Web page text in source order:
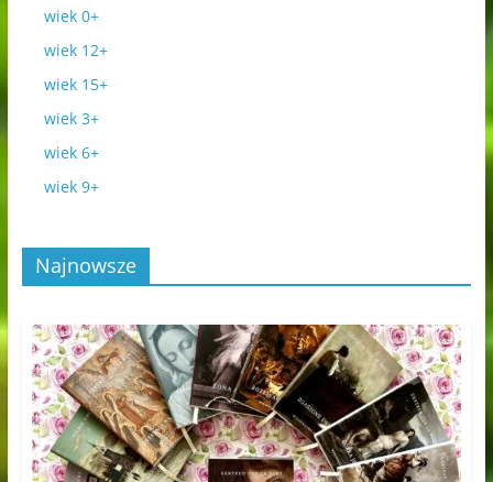
wiek 0+
wiek 12+
wiek 15+
wiek 3+
wiek 6+
wiek 9+
Najnowsze